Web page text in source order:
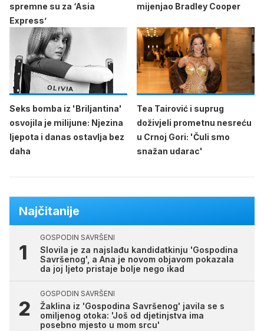
spremne su za ‘Asia
Express’
mijenjao Bradley Cooper
Seks bomba iz 'Briljantina'
osvojila je milijune: Njezina
ljepota i danas ostavlja bez
daha
Tea Tairović i suprug
doživjeli prometnu nesreću
u Crnoj Gori: 'Čuli smo
snažan udarac'
Najčitanije
GOSPODIN SAVRŠENI
Slovila je za najslađu kandidatkinju 'Gospodina
Savršenog', a Ana je novom objavom pokazala
da joj ljeto pristaje bolje nego ikad
GOSPODIN SAVRŠENI
Žaklina iz 'Gospodina Savršenog' javila se s
omiljenog otoka: 'Još od djetinjstva ima
posebno mjesto u mom srcu'